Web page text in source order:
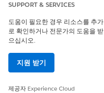
SUPPORT & SERVICES
도움이 필요한 경우 리소스를 추가
로 확인하거나 전문가의 도움을 받
으십시오.
지원 받기
제공자 Experience Cloud